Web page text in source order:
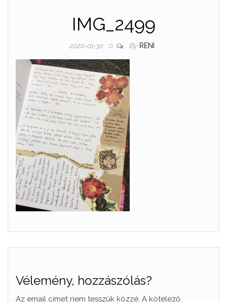
IMG_2499
2020-01-30 0 By RENI
Vélemény, hozzászólás?
Az email címet nem tesszük közzé. A kötelező